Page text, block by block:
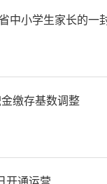
求上
有关
个月内
上述
中小学生家长的一
缴存基数调整